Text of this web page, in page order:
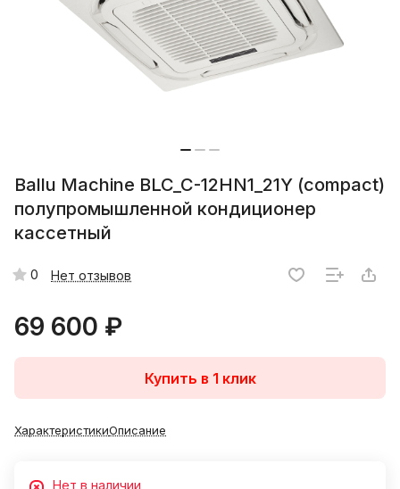
Ballu Machine BLC_C-12HN1_21Y (compact)
полупромышленной кондиционер
кассетный
0 Нет отзывов
69 600 ₽
Купить в 1 клик
ХарактеристикиОписание
Нет в наличии